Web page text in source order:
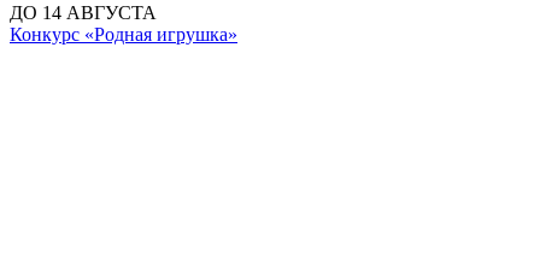
ДО 14 АВГУСТА
Конкурс «Родная игрушка»